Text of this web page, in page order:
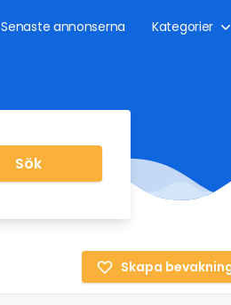
Senaste annonserna Kategorier
Sök
Skapa